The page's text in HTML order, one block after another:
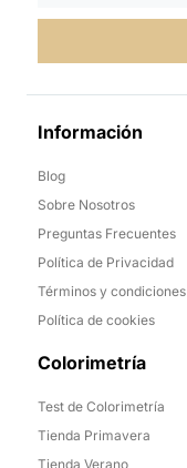
Información
Blog
Sobre Nosotros
Preguntas Frecuentes
Política de Privacidad
Términos y condiciones
Política de cookies
Colorimetría
Test de Colorimetría
Tienda Primavera
Tienda Verano